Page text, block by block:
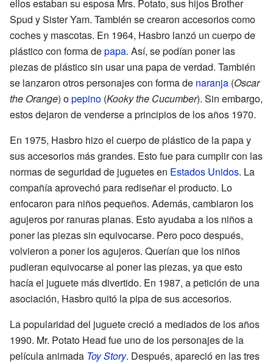
ellos estaban su esposa Mrs. Potato, sus hijos Brother
Spud y Sister Yam. También se crearon accesorios como
coches y mascotas. En 1964, Hasbro lanzó un cuerpo de
plástico con forma depapa. Así, se podían poner las
piezas de plástico sin usar una papa de verdad. También
se lanzaron otros personajes con forma de naranja (Oscar
the Orange) opepino (Kooky the Cucumber). Sin embargo,
estos dejaron de venderse a principios de los años 1970.
En 1975, Hasbro hizo el cuerpo de plástico de la papa y
sus accesorios más grandes. Esto fue para cumplir con las
normas de seguridad de juguetes en Estados Unidos. La
compañía aprovechó para rediseñar el producto. Lo
enfocaron para niños pequeños. Además, cambiaron los
agujeros por ranuras planas. Esto ayudaba a los niños a
poner las piezas sin equivocarse. Pero poco después,
volvieron a poner los agujeros. Querían que los niños
pudieran equivocarse al poner las piezas, ya que esto
hacía el juguete más divertido. En 1987, a petición de una
asociación, Hasbro quitó la pipa de sus accesorios.
La popularidad del juguete creció a mediados de los años
1990. Mr. Potato Head fue uno de los personajes de la
película animada Toy Story. Después, apareció en las tres